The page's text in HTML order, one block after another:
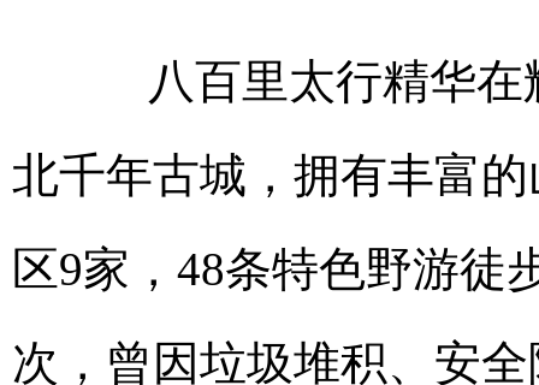
八百里太行精华在
北千年古城，拥有丰富
区9家，48条特色野游徒
次，曾因垃圾堆积、安